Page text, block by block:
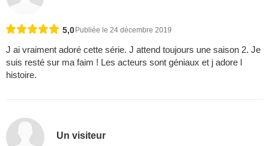
5,0Publiée le 24 décembre 2019
J ai vraiment adoré cette série. J attend toujours une saison 2. Je
suis resté sur ma faim ! Les acteurs sont géniaux et j adore l
histoire.
Un visiteur